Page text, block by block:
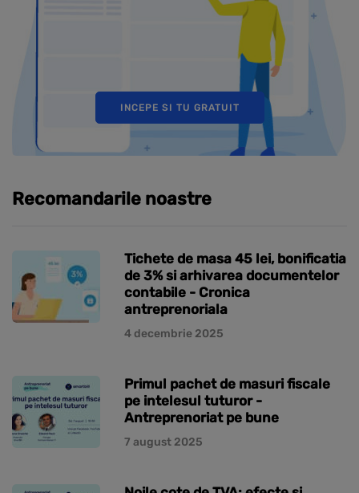
INCEPE SI TU GRATUIT
Recomandarile noastre
Tichete de masa 45 lei, bonificatia
de 3% si arhivarea documentelor
contabile - Cronica
antreprenoriala
4 decembrie 2025
Primul pachet de masuri fiscale
pe intelesul tuturor -
Antreprenoriat pe bune
7 august 2025